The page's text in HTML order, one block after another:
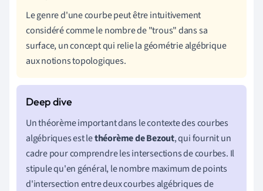
Le genre d'une courbe peut être intuitivement
considéré comme le nombre de "trous" dans sa
surface, un concept qui relie la géométrie algébrique
aux notions topologiques.
Un théorème important dans le contexte des courbes
algébriques est lethéorème de Bezout, qui fournit un
cadre pour comprendre les intersections de courbes. Il
stipule qu'en général, le nombre maximum de points
d'intersection entre deux courbes algébriques de